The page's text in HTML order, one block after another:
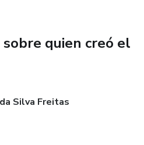
quien creó el
Silva Freitas